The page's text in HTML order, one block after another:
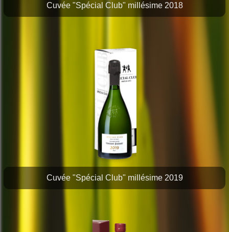
Cuvée "Spécial Club" millésime 2018
Cuvée "Spécial Club" millésime 2019